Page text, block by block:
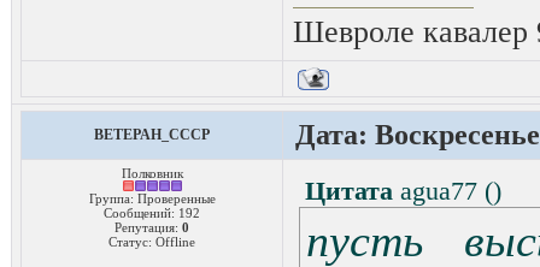
Шевроле кавалер
BETEPAH_CCCP Дата:
Полковник
Группа: Проверенные
Сообщений: 192
Репутация: 0
Статус: Offline
Цитата agua77 ()
пусть